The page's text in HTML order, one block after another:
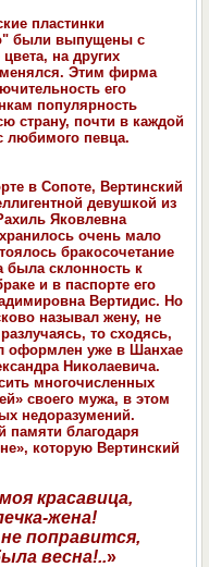
пластинки
были выпущены с
на других
Этим фирма
его
популярность
страну, почти в каждой
любимого певца.
в Сопоте, Вертинский
девушкой из
Яковлевна
очень мало
бракосочетание
была склонность к
и в паспорте его
Вертидис. Но
называл жену, не
то сходясь,
оформлен уже в Шанхае
Николаевича.
многочисленных
своего мужа, в этом
недоразумений.
памяти благодаря
которую Вертинский
красавица,
жена!
поправится,
весна!..»